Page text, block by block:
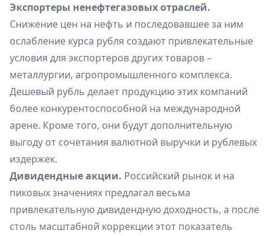
Экспортеры ненефтегазовых отраслей.
Снижение цен на нефть и последовавшее за ним
ослабление курса рубля создают привлекательные
условия для экспортеров других товаров –
металлургии, агропромышленного комплекса.
Дешевый рубль делает продукцию этих компаний
более конкурентоспособной на международной
арене. Кроме того, они будут дополнительную
выгоду от сочетания валютной выручки и рублевых
издержек.
Дивидендные акции. Российский рынок и на
пиковых значениях предлагал весьма
привлекательную дивидендную доходность, а после
столь масштабной коррекции этот показатель